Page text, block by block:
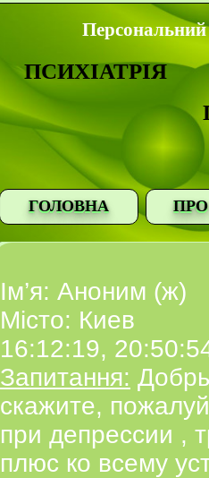
ПСИХІАТРІЯ
ГОЛОВНА
Ім’я: Аноним (ж)
Місто: Киев
16:12:19,
Запитання:
скажите,
при депрессии ,
плюс ко всему